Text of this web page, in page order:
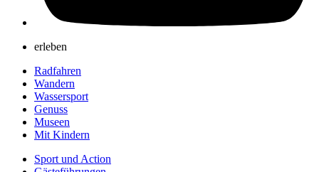
erleben
Radfahren
Wandern
Wassersport
Genuss
Museen
Mit Kindern
Sport und Action